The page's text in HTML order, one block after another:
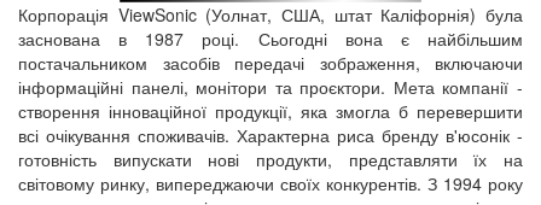
Корпорація ViewSonic (Уолнат, США, штат Каліфорнія) була
заснована в 1987 році. Сьогодні вона є найбільшим
постачальником засобів передачі зображення, включаючи
інформаційні панелі, монітори та проєктори. Мета компанії -
створення інноваційної продукції, яка змогла б перевершити
всі очікування споживачів. Характерна риса бренду в'юсонік -
готовність випускати нові продукти, представляти їх на
світовому ринку, випереджаючи своїх конкурентів. З 1994 року